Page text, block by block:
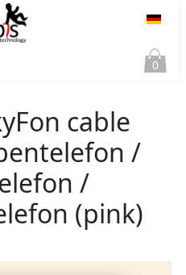
0
cable
/
/
(pink)